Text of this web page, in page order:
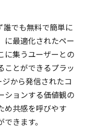
でも無料で簡単に
に最適化されたペー
に集うユーザーとの
ことができるプラッ
から発信されたコ
ションする価値観の
め共感を呼びやす
きます。